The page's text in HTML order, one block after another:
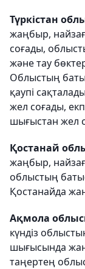
Түркістан
жаңбыр,
соғады,
және тау
Облыстың
қаупі
жел соғады,
шығыстан жел
Қостанай
жаңбыр,
облыстың
Қостанайда
Ақмола
күндіз
шығысында
таңертең